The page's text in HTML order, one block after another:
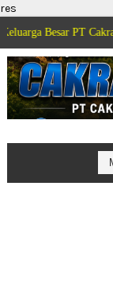
res
Cakrawala